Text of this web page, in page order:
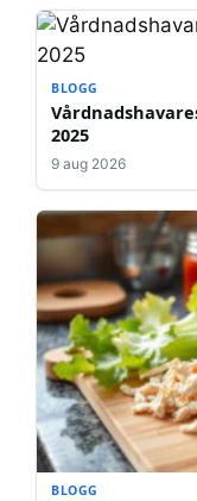
BLOGG
2025
9 aug 2026
BLOGG